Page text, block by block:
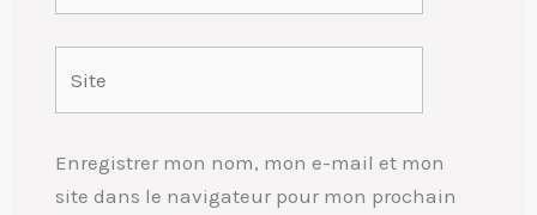
Enregistrer mon nom, mon e-mail et mon
site dans le navigateur pour mon prochain